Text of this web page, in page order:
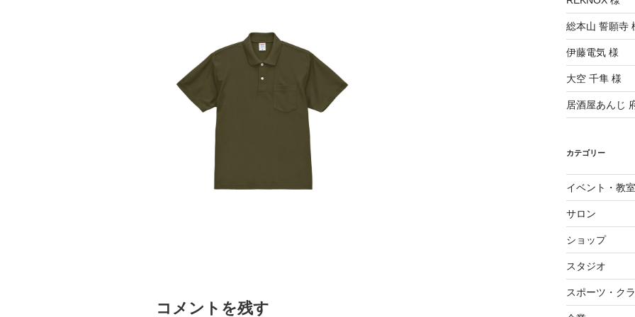
コメントを残す
総本山 誓願寺
伊藤電気 様
大空 千隼 様
居酒屋あんじ
カテゴリー
イベント・教室
サロン
ショップ
スタジオ
スポーツ・ク